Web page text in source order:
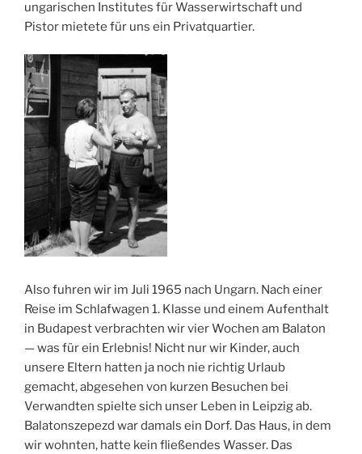
ungarischen Institutes für Wasserwirtschaft und
Pistor mietete für uns ein Privatquartier.
Also fuhren wir im Juli 1965 nach Ungarn. Nach einer
Reise im Schlafwagen 1. Klasse und einem Aufenthalt
in Budapest verbrachten wir vier Wochen am Balaton
— was für ein Erlebnis! Nicht nur wir Kinder, auch
unsere Eltern hatten ja noch nie richtig Urlaub
gemacht, abgesehen von kurzen Besuchen bei
Verwandten spielte sich unser Leben in Leipzig ab.
Balatonszepezd war damals ein Dorf. Das Haus, in dem
wir wohnten, hatte kein fließendes Wasser. Das